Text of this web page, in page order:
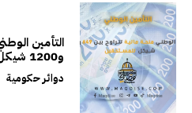
و1200 شيكل للمستحقين
دوائر حكومية